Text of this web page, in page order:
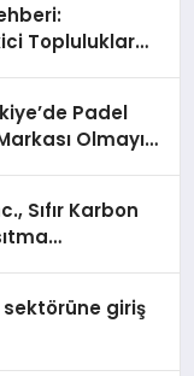
Topluluklar
Padel
Olmayı
Sıfır Karbon
giriş